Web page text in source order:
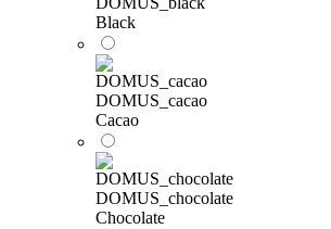
Black
DOMUS_cacao
Cacao
DOMUS_chocolate
Chocolate